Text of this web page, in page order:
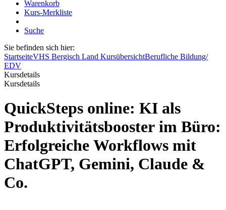
Warenkorb
Kurs-Merkliste
Suche
Sie befinden sich hier:
StartseiteVHS Bergisch Land KursübersichtBerufliche Bildung/
EDV
Kursdetails
Kursdetails
QuickSteps online: KI als
Produktivitätsbooster im Büro:
Erfolgreiche Workflows mit
ChatGPT, Gemini, Claude &
Co.